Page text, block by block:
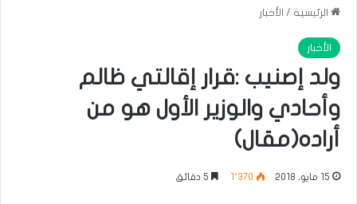
الرئيسية / الأخبار
الأخبار
ولد إصنيب :قرار إقالتي ظالم
وأحادي والوزير الأول هو من
أراده(مقال)
15 مايو، 2018 1٬370